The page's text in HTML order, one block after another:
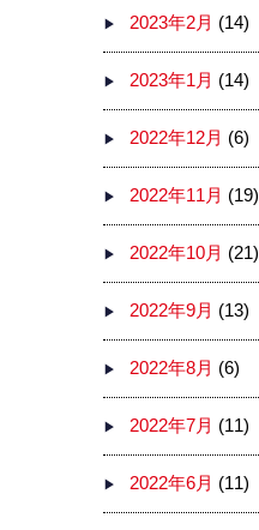
2023年2月 (14)
2023年1月 (14)
2022年12月 (6)
2022年11月 (19)
2022年10月 (21)
2022年9月 (13)
2022年8月 (6)
2022年7月 (11)
2022年6月 (11)